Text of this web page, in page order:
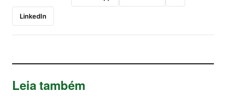
LinkedIn
Leia também